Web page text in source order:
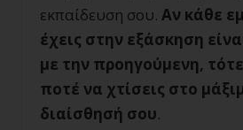
εκπαίδευση σου. Αν κάθε
έχεις στην εξάσκηση
με την προηγούμενη,
ποτέ να χτίσεις στο
διαίσθησή σου.